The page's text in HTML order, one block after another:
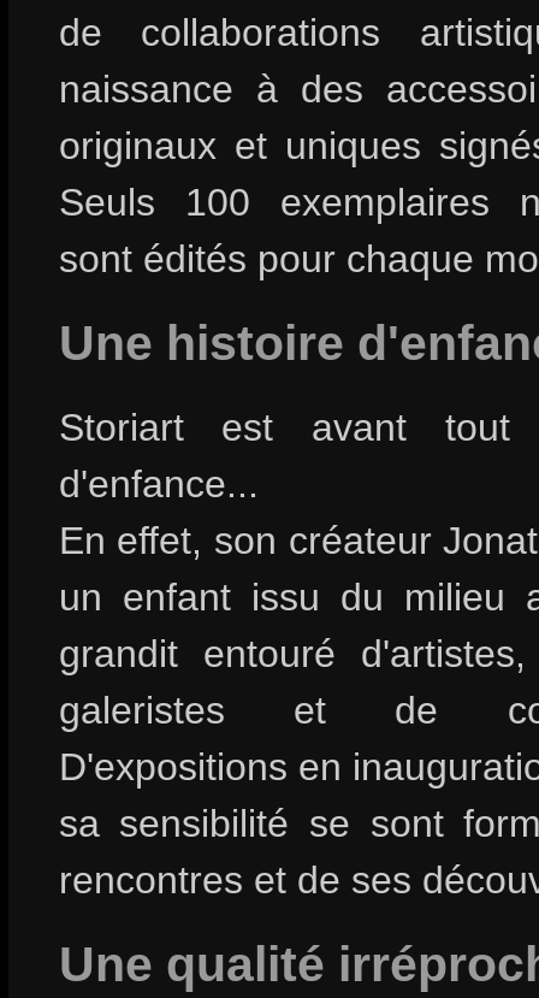
de collaborations
naissance à des
originaux et uniques
Seuls 100 exemplaires
sont édités pour chaque
Une histoire
Storiart est avant tout
d'enfance...
En effet, son créateur
un enfant issu du milieu
grandit entouré
galeristes et de
D'expositions en
sa sensibilité se sont
rencontres et de ses
Une qualité